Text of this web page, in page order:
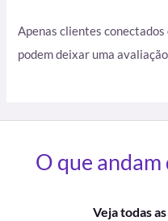
Apenas clientes
podem deixar uma
O que
Veja todas